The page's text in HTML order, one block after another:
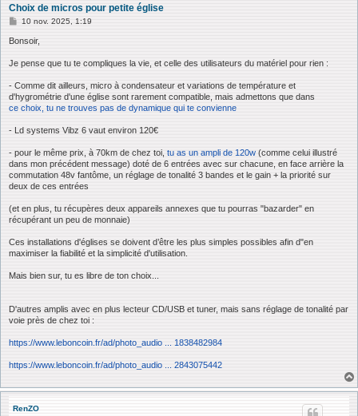
Choix de micros pour petite église
M
s
g
10 nov. 2025, 1:19
Bonsoir,
Je pense que tu te compliques la vie, et celle des utilisateurs du matériel pour rien :
- Comme dit ailleurs, micro à condensateur et variations de température et
d'hygrométrie d'une église sont rarement compatible, mais admettons que dans
ce choix, tu ne trouves pas de dynamique qui te convienne
- Ld systems Vibz 6 vaut environ 120€
- pour le même prix, à 70km de chez toi, tu as un ampli de 120w (comme celui illustré
dans mon précédent message) doté de 6 entrées avec sur chacune, en face arrière la
commutation 48v fantôme, un réglage de tonalité 3 bandes et le gain + la priorité sur
deux de ces entrées
(et en plus, tu récupères deux appareils annexes que tu pourras "bazarder" en
récupérant un peu de monnaie)
Ces installations d'églises se doivent d’être les plus simples possibles afin d"en
maximiser la fiabilité et la simplicité d'utilisation.
Mais bien sur, tu es libre de ton choix...
D'autres amplis avec en plus lecteur CD/USB et tuner, mais sans réglage de tonalité par
voie près de chez toi :
https://www.leboncoin.fr/ad/photo_audio ... 1838482984
https://www.leboncoin.fr/ad/photo_audio ... 2843075442
RenZO